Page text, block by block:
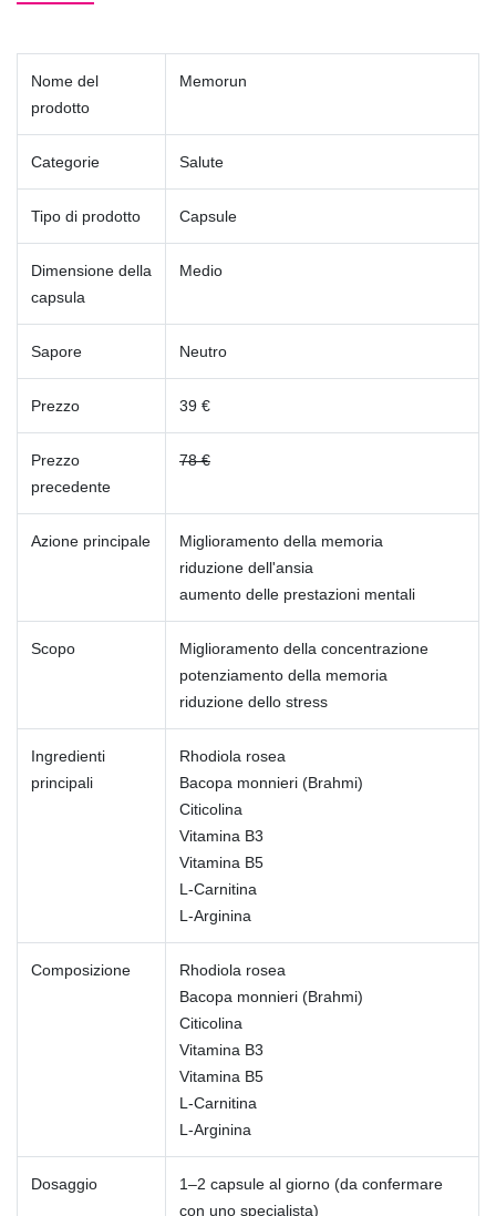
Nome del
prodotto
Memorun
Categorie Salute
Tipo di prodotto Capsule
Dimensione della
capsula
Medio
Sapore Neutro
Prezzo 39 €
Prezzo
precedente
78 €
Azione principale
Miglioramento della memoria
riduzione dell'ansia
aumento delle prestazioni mentali
Scopo
Miglioramento della concentrazione
potenziamento della memoria
riduzione dello stress
Ingredienti
principali
Rhodiola rosea
Bacopa monnieri (Brahmi)
Citicolina
Vitamina B3
Vitamina B5
L-Carnitina
L-Arginina
Composizione
Rhodiola rosea
Bacopa monnieri (Brahmi)
Citicolina
Vitamina B3
Vitamina B5
L-Carnitina
L-Arginina
Dosaggio
1–2 capsule al giorno (da confermare
con uno specialista)